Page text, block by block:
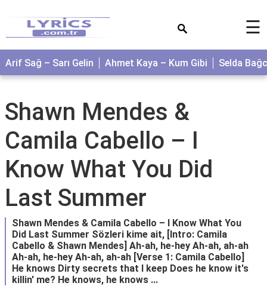
☰
Arif Sağ – Sarı Gelin Ahmet Kaya – Kum Gibi Selda
Shawn Mendes &
Camila Cabello – I
Know What You Did
Last Summer
Shawn Mendes & Camila Cabello – I Know What You
Did Last Summer Sözleri kime ait, [Intro: Camila
Cabello & Shawn Mendes] Ah-ah, he-hey Ah-ah, ah-ah
Ah-ah, he-hey Ah-ah, ah-ah [Verse 1: Camila Cabello]
He knows Dirty secrets that I keep Does he know it's
killin' me? He knows, he knows ...